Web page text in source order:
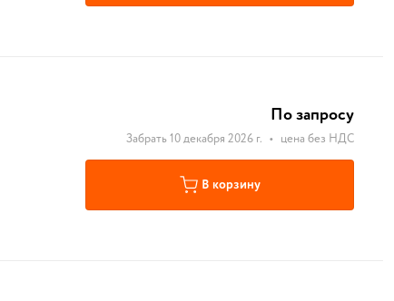
По запросу
Забрать 10 декабря 2026 г. • цена без НДС
В корзину